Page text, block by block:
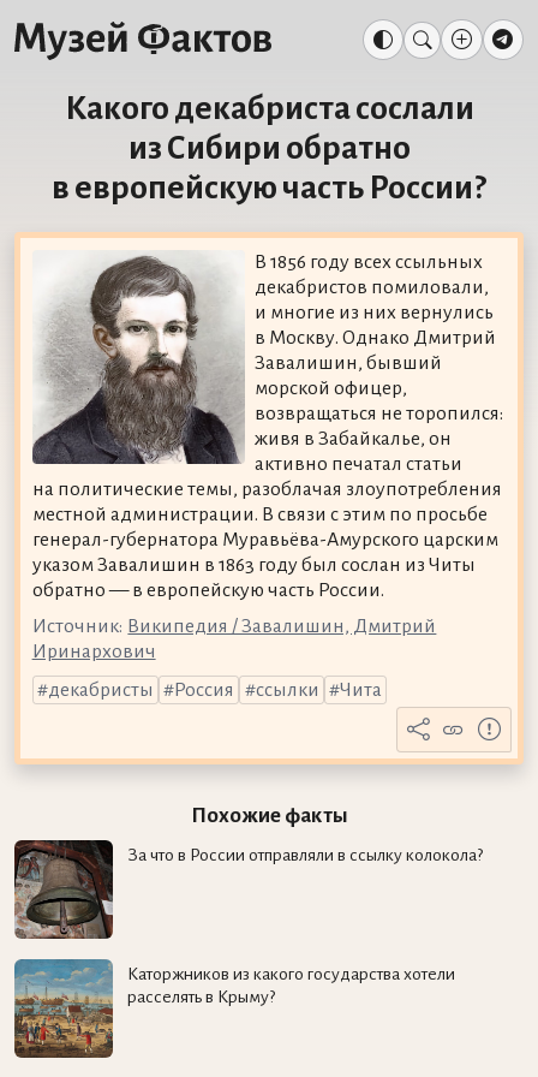
Какого декабриста сослали
из Сибири обратно
в европейскую часть России?
В 1856 году всех ссыльных
декабристов помиловали,
и многие из них вернулись
в Москву. Однако Дмитрий
Завалишин, бывший
морской офицер,
возвращаться не торопился:
живя в Забайкалье, он
активно печатал статьи
на политические темы, разоблачая злоупотребления
местной администрации. В связи с этим по просьбе
генерал-губернатора Муравьёва-Амурского царским
указом Завалишин в 1863 году был сослан из Читы
обратно — в европейскую часть России.
Источник: Википедия / Завалишин, Дмитрий
Иринархович
декабристы
Россия ссылки Чита
Похожие факты
За что в России отправляли в ссылку колокола?
Каторжников из какого государства хотели
расселять в Крыму?